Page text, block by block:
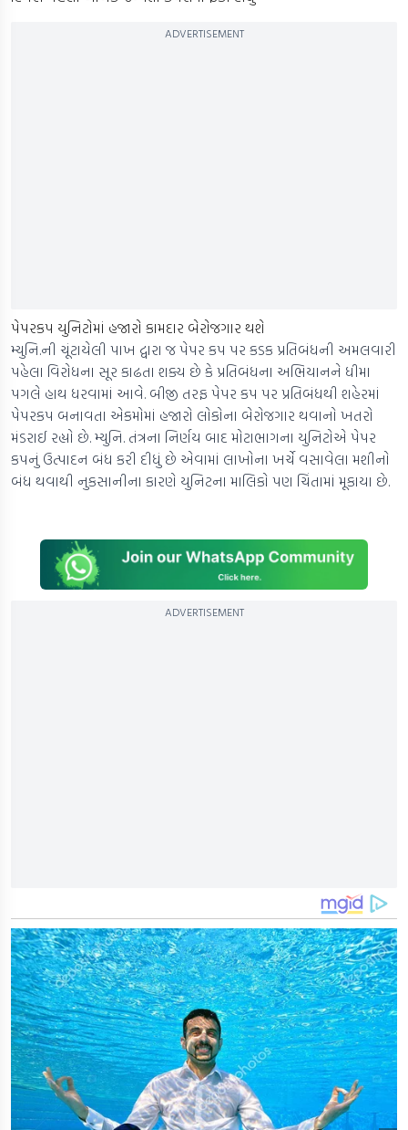
ADVERTISEMENT
પેપરકપ યુનિટોમાં હજારો કામદાર બેરોજગાર થશે
મ્યુનિ.ની ચૂંટાયેલી પાખ દ્વારા જ પેપર કપ પર કડક પ્રતિબંધની અમલવારી
પહેલા વિરોધના સૂર કાઢતા શક્ય છે કે પ્રતિબંધના અભિયાનને ધીમા
પગલે હાથ ધરવામાં આવે. બીજી તરફ પેપર કપ પર પ્રતિબંધથી શહેરમાં
પેપરકપ બનાવતા એકમોમાં હજારો લોકોના બેરોજગાર થવાનો ખતરો
મંડરાઈ રહ્યો છે. મ્યુનિ. તંત્રના નિર્ણય બાદ મોટાભાગના યુનિટોએ પેપર
કપનું ઉત્પાદન બંધ કરી દીધું છે એવામાં લાખોના ખર્ચે વસાવેલા મશીનો
બંધ થવાથી નુકસાનીના કારણે યુનિટના માલિકો પણ ચિંતામાં મૂકાયા છે.
ADVERTISEMENT